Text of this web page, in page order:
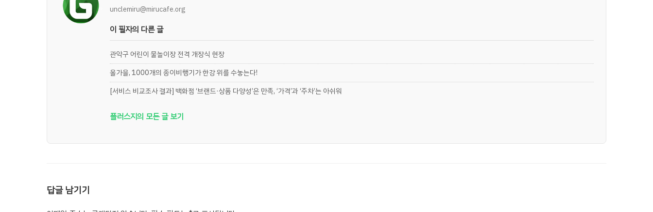
unclemiru@mirucafe.org
이 필자의 다른 글
관악구 어린이 물놀이장 전격 개장식 현장
올가을, 1000개의 종이비행기가 한강 위를 수놓는다!
[서비스 비교조사 결과] 백화점 ‘브랜드·상품 다양성’은 만족, ‘가격’과 ‘주차’는 아쉬워
플러스지의 모든 글 보기
답글 남기기